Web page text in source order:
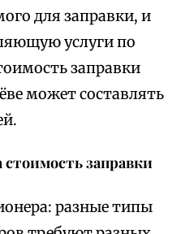
для заправки, и
услуги по
заправки
может составлять
заправки
разные типы